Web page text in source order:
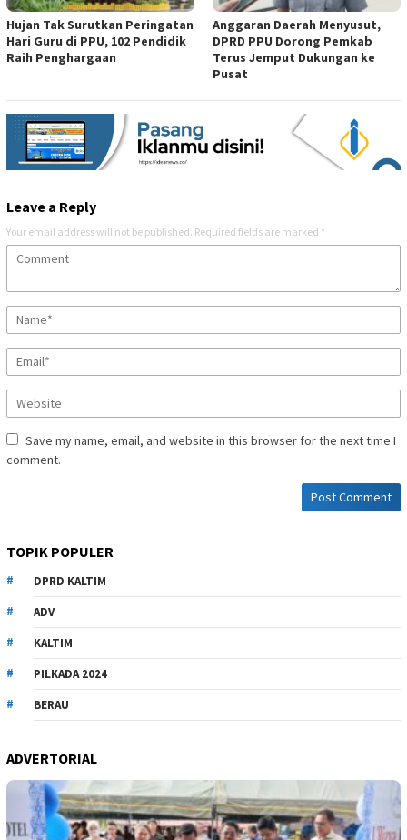
Hujan Tak Surutkan Peringatan
Hari Guru di PPU, 102 Pendidik
Raih Penghargaan
Anggaran Daerah Menyusut,
DPRD PPU Dorong Pemkab
Terus Jemput Dukungan ke
Pusat
Leave a Reply
Your email address will not be published. Required fields are marked *
Save my name, email, and website in this browser for the next time I
comment.
TOPIK POPULER
DPRD KALTIM
ADV
KALTIM
PILKADA 2024
BERAU
ADVERTORIAL